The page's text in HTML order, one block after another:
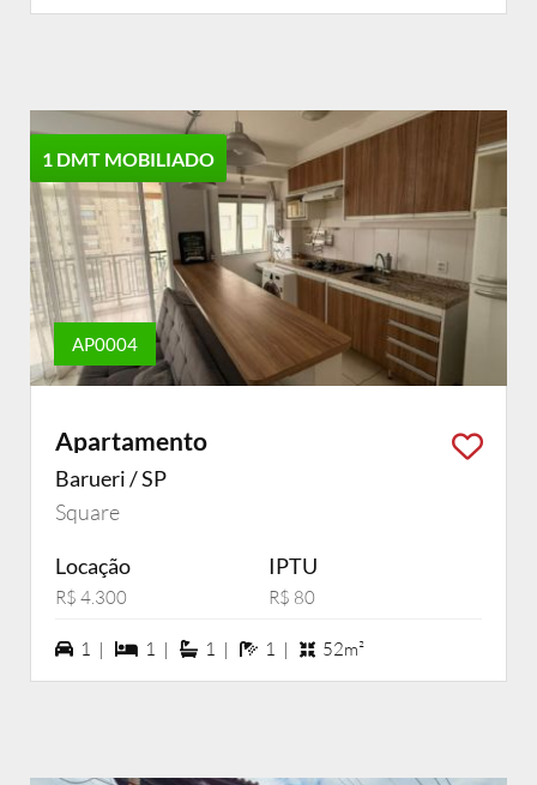
1 DMT MOBILIADO
AP0004
Apartamento
Barueri / SP
Square
Locação
R$ 4.300
IPTU
R$ 80
1 vagas na garagem
1 | 1 dormiórios
1 | 1 suítes
1 | 1 banheiros
1 | 52m²